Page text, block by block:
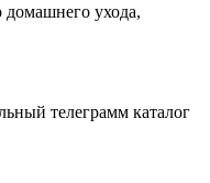
домашнего ухода,
телеграмм каталог